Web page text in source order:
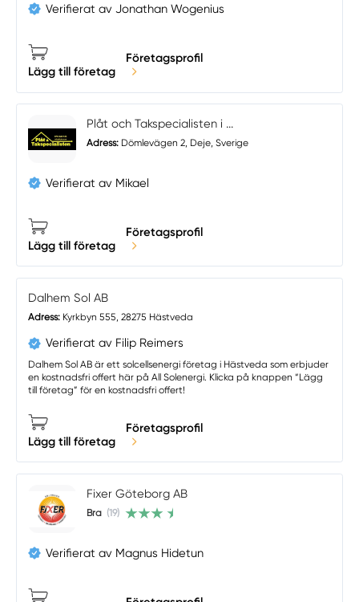
Verifierat av Jonathan Wogenius
Lägg till företag
Företagsprofil
Plåt och Takspecialisten i ...
Adress: Dömlevägen 2, Deje, Sverige
Verifierat av Mikael
Lägg till företag
Företagsprofil
Dalhem Sol AB
Adress:Kyrkbyn 555, 28275 Hästveda
Verifierat av Filip Reimers
Dalhem Sol AB är ett solcellsenergi företag i Hästveda som erbjuder
en kostnadsfri offert här på All Solenergi. Klicka på knappen “Lägg
till företag” för en kostnadsfri offert!
Lägg till företag
Företagsprofil
Fixer Göteborg AB
Bra (19)
Verifierat av Magnus Hidetun